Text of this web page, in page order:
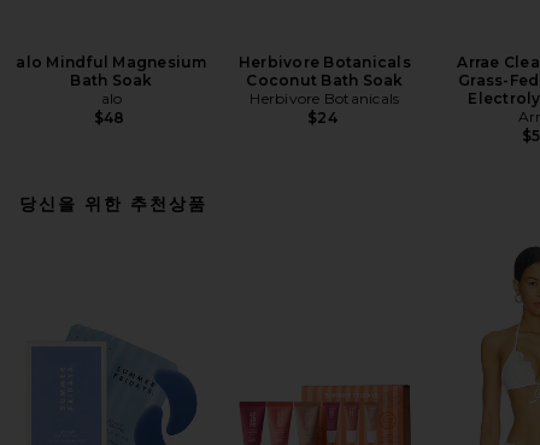
alo Mindful Magnesium
Bath Soak
alo
$48
Herbivore Botanicals
Coconut Bath Soak
Herbivore Botanicals
$24
Arrae
Grass-
당신을 위한 추천상품